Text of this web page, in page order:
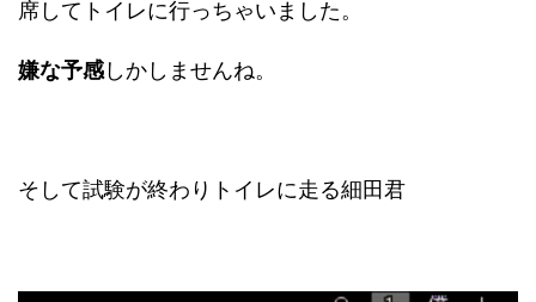
席してトイレに行っちゃいました。
嫌な予感しかしませんね。
そして試験が終わりトイレに走る細田君